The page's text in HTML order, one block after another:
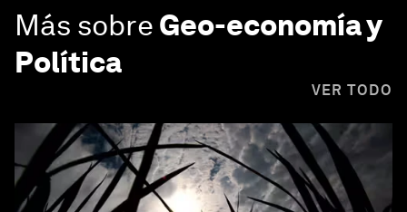
Más sobre Geo-economía y
Política
VER TODO